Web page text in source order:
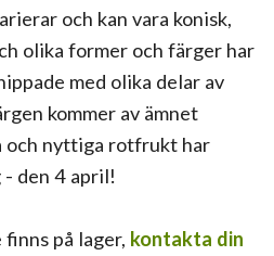
och kan vara konisk,
olika former och färger har
med olika delar av
kommer av ämnet
och nyttiga rotfrukt har
- den 4 april!
på lager, kontakta din